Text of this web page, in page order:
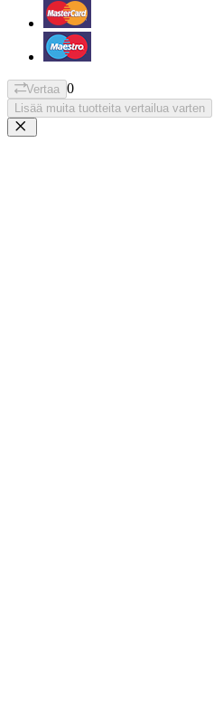
Vertaa 0
Lisää muita tuotteita vertailua varten